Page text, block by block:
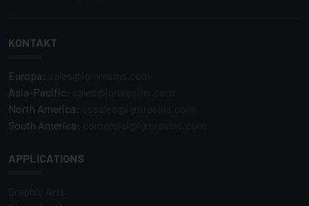
KONTAKT
Europa:
Asia-Pacific:
North America:
South America:
APPLICATIONS